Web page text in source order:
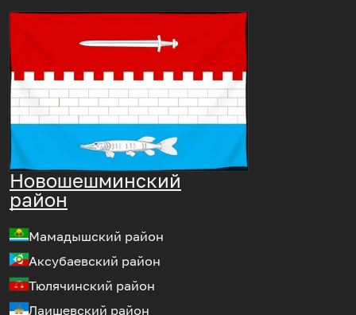
Новошешминский
район
Мамадышский район
Аксубаевский район
Тюлячинский район
Лаишевский район